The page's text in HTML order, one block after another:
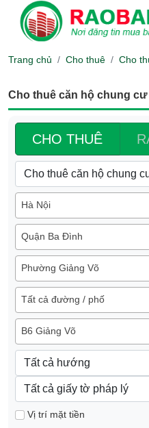
Trang chủ Cho thuê Cho
Cho thuê căn hộ chung
CHO THUÊ
Hà Nội
Quận Ba Đình
Phường Giảng Võ
Tất cả đường / phố
B6 Giảng Võ
Vị trí mặt tiền